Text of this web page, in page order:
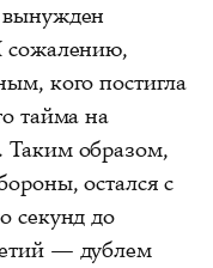
сожалению,
кого постигла
тайма на
Таким образом,
остался с
секунд до
— дублем